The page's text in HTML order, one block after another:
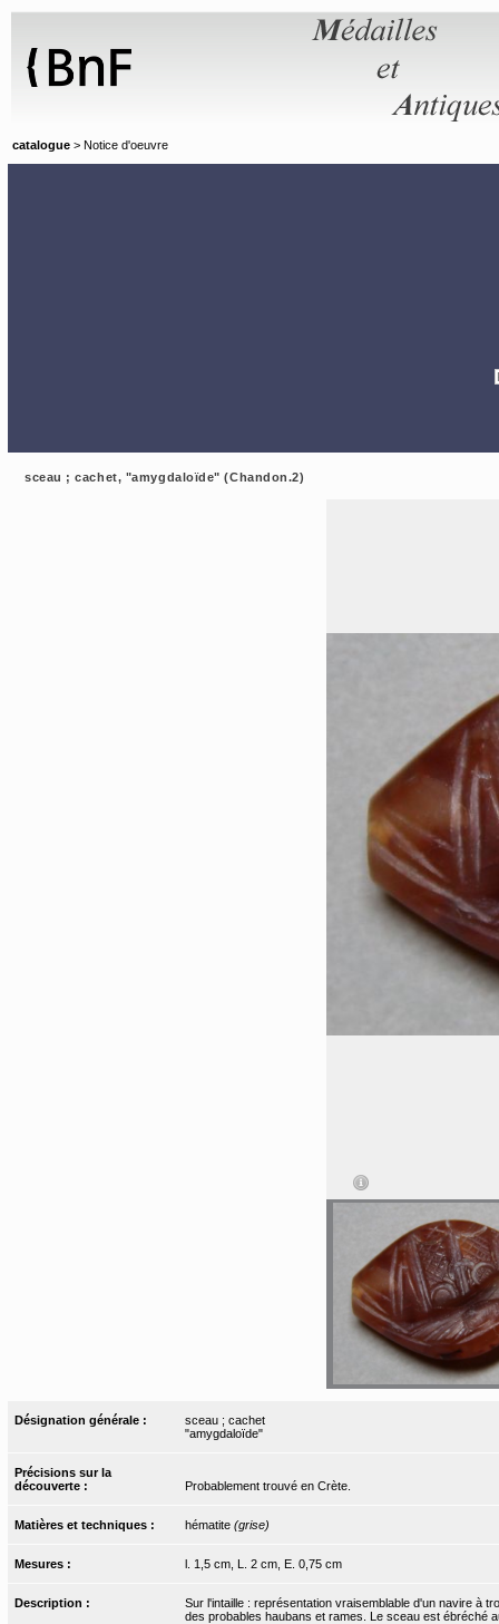
catalogue > Notice d'oeuvre
sceau ; cachet, "amygdaloïde" (Chandon.2)
Désignation générale :
sceau ; cachet
"amygdaloïde"
Précisions sur la
découverte :
Probablement trouvé en Crète.
Matières et techniques : hématite (grise)
Mesures : l. 1,5 cm, L. 2 cm, E. 0,75 cm
Description :
Sur l'intaille : représentation vraisemblable d'un navire à
des probables haubans et rames. Le sceau est ébréché